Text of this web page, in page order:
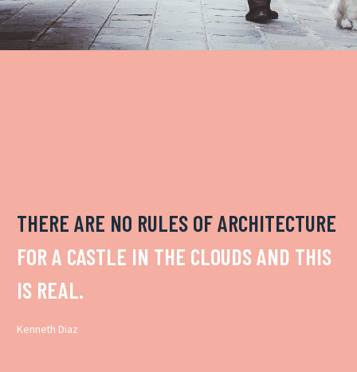
THERE ARE NO RULES OF ARCHITECTURE
FOR A CASTLE IN THE CLOUDS AND THIS
IS REAL.
Kenneth Diaz